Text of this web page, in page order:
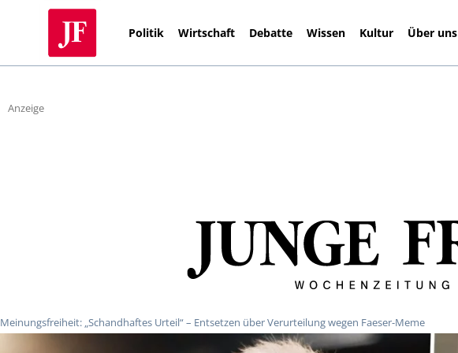
Politik Wirtschaft Debatte Wissen Kultur Über uns
Anzeige
Meinungsfreiheit: „Schandhaftes Urteil“ – Entsetzen über Verurteilung wegen Faeser-Meme